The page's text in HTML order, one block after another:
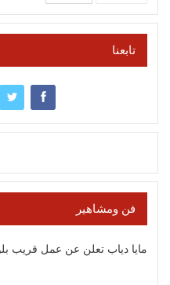
تابعنا
فن ومشاهير
مايا دياب تعلن عن عمل قريب